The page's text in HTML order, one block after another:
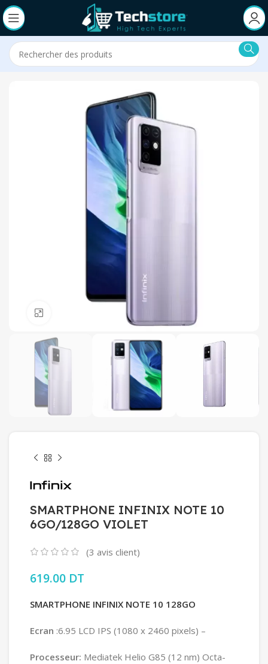
SMARTPHONE INFINIX NOTE 10
6GO/128GO VIOLET
(3 avis client)
619.00 DT
SMARTPHONE INFINIX NOTE 10 128GO
Ecran :6.95 LCD IPS (1080 x 2460 pixels) –
Processeur: Mediatek Helio G85 (12 nm) Octa-